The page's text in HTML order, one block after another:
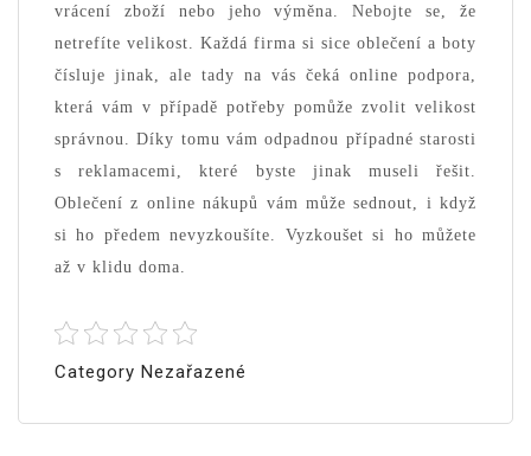
vrácení zboží nebo jeho výměna. Nebojte se, že
netrefíte velikost. Každá firma si sice oblečení a boty
čísluje jinak, ale tady na vás čeká online podpora,
která vám v případě potřeby pomůže zvolit velikost
správnou. Díky tomu vám odpadnou případné starosti
s reklamacemi, které byste jinak museli řešit.
Oblečení z online nákupů vám může sednout, i když
si ho předem nevyzkoušíte. Vyzkoušet si ho můžete
až v klidu doma.
Category Nezařazené